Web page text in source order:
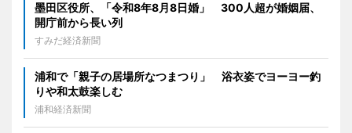
墨田区役所、「令和8年8月8日婚」 300人超が婚姻届、
開庁前から長い列
すみだ経済新聞
浦和で「親子の居場所なつまつり」 浴衣姿でヨーヨー釣
りや和太鼓楽しむ
浦和経済新聞